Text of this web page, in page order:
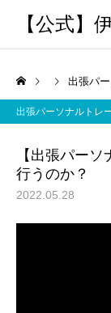
【公式】
出張パ
出張パーソナルトレ
【出張パー
行うのか？
2022.05.28